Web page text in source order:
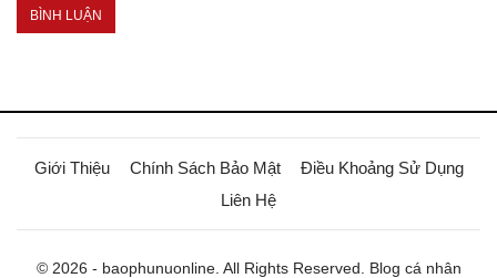
Giới Thiệu Chính Sách Bảo Mật
Điều Khoảng Sử Dụng
Liên Hệ
© 2026 - baophunuonline. All Rights Reserved. Blog cá nhân